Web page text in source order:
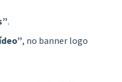
.
, no banner logo